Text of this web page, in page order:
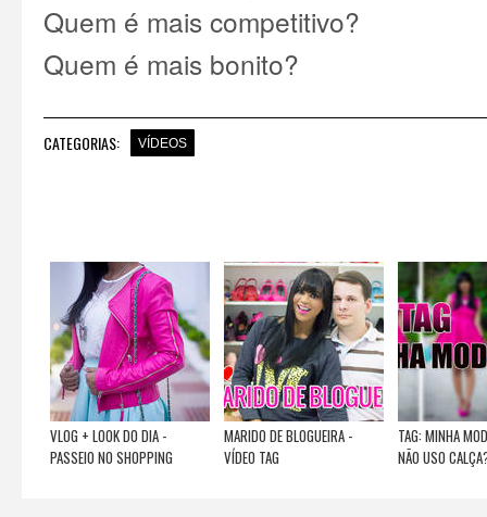
Quem é mais competitivo?
Quem é mais bonito?
CATEGORIAS: VÍDEOS
VLOG + LOOK DO DIA -
PASSEIO NO SHOPPING
MARIDO DE BLOGUEIRA -
VÍDEO TAG
TAG: MINHA
NÃO USO